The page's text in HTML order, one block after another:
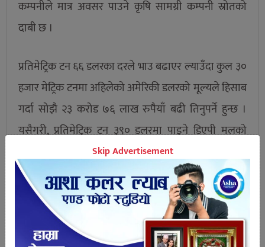
कम्पनीले मात्र अवसर पाउने कृषि सामग्री कम्पनी स्रोतको
दाबी छ ।
प्रतिमेट्रिक टन ६६ डलरका दरले भाउ बढाएर ल्याउँदा कुल ३०
हजार मेट्रिक टनमा अहिलेको अमेरिकी डलरको मूल्यले हिसाब
गर्दा सोझै २३ करोड ७६ लाख रुपैयाँ बढी तिनुपर्ने हुन्छ ।
यसैगरी, प्रतिमेट्रिक टन ३९० डलरमा पाइने डिएपी मलको
खरिद मूल्य बढाएर प्रतिमेट्रिक टन ४४४ डलर तिरेर २५ हजार
मेट्रिक टन ल्याउन लागिएको छ । यसमा पनि प्रतिमेट्रिक टन
५४ डलरका दरले बढी भाउ देखाएर ल्याउँदा सोझै १६ करोड
२० लाख रुपैयाँ बढी तिनुपर्ने हुन्छ ।
Skip Advertisement